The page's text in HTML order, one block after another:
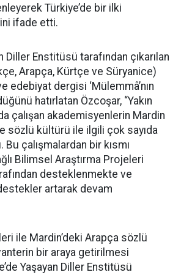
Türkiye’de bir ilki
ifade etti.
Diller Enstitüsü tarafından çıkarılan
Arapça, Kürtçe ve Süryanice)
edebiyat dergisi ‘Mülemmâ’nın
hatırlatan Özcoşar, “Yakın
çalışan akademisyenlerin Mardin
sözlü kültürü ile ilgili çok sayıda
çalışmalardan bir kısmı
Bilimsel Araştırma Projeleri
desteklenmekte ve
artarak devam
ile Mardin’deki Arapça sözlü
bir araya getirilmesi
Yaşayan Diller Enstitüsü